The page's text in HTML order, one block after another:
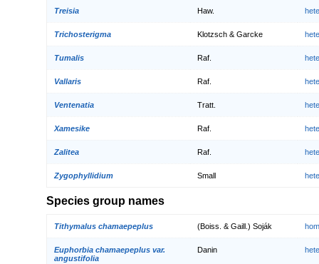
Treisia Haw.
Trichosterigma Klotzsch & Garcke
Tumalis Raf.
Vallaris Raf.
Ventenatia Tratt.
Xamesike Raf.
Zalitea Raf.
Zygophyllidium Small
Species group names
Tithymalus chamaepeplus (Boiss. & Gaill.) Soják
Euphorbia chamaepeplus var.
angustifolia
Danin